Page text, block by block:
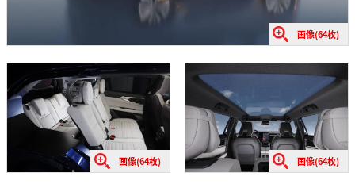
画像(64枚)
画像(64枚) 画像(64枚)